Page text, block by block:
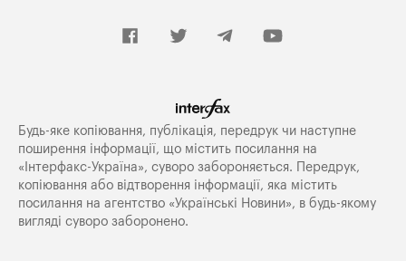
Будь-яке копiювання, публiкацiя, передрук чи наступне
поширення iнформацiї, що мiстить посилання на
«Iнтерфакс-Україна», суворо забороняється. Передрук,
копіювання або відтворення інформації, яка містить
посилання на агентство «Українські Новини», в будь-якому
вигляді суворо заборонено.